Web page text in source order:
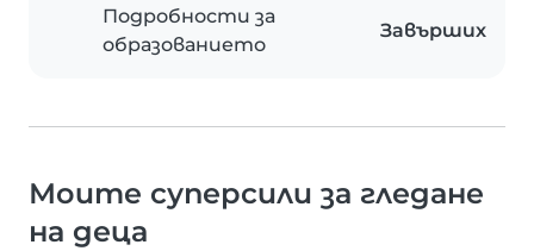
Подробности за
образованието
Завърших
Моите суперсили за гледане
на деца